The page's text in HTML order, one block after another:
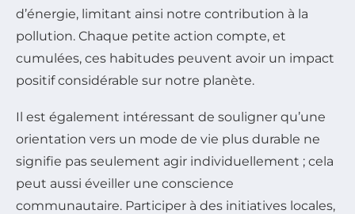
d’énergie, limitant ainsi notre contribution à la
pollution. Chaque petite action compte, et
cumulées, ces habitudes peuvent avoir un impact
positif considérable sur notre planète.
Il est également intéressant de souligner qu’une
orientation vers un mode de vie plus durable ne
signifie pas seulement agir individuellement ; cela
peut aussi éveiller une conscience
communautaire. Participer à des initiatives locales,